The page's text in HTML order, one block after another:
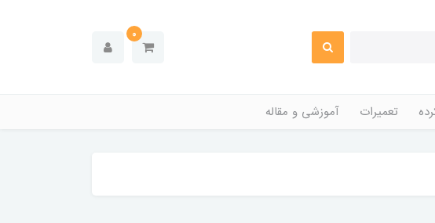
0
تعمیرات آموزشی و مقاله